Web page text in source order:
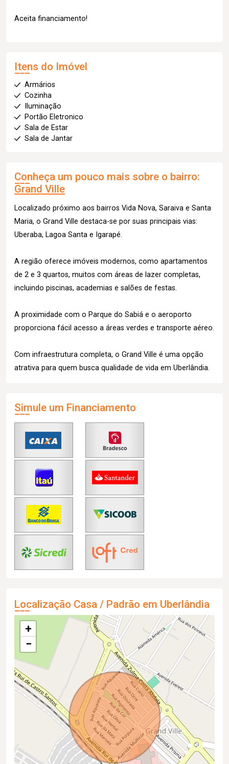
Aceita financiamento!
Itens do Imóvel
Armários
Cozinha
Iluminação
Portão Eletronico
Sala de Estar
Sala de Jantar
Conheça um pouco mais sobre o bairro:
Grand Ville
Localizado próximo aos bairros Vida Nova, Saraiva e Santa
Maria, o Grand Ville destaca-se por suas principais vias:
Uberaba, Lagoa Santa e Igarapé.
A região oferece imóveis modernos, como apartamentos
de 2 e 3 quartos, muitos com áreas de lazer completas,
incluindo piscinas, academias e salões de festas.
A proximidade com o Parque do Sabiá e o aeroporto
proporciona fácil acesso a áreas verdes e transporte aéreo.
Com infraestrutura completa, o Grand Ville é uma opção
atrativa para quem busca qualidade de vida em Uberlândia.
Simule um Financiamento
Localização Casa / Padrão em Uberlândia
+
−